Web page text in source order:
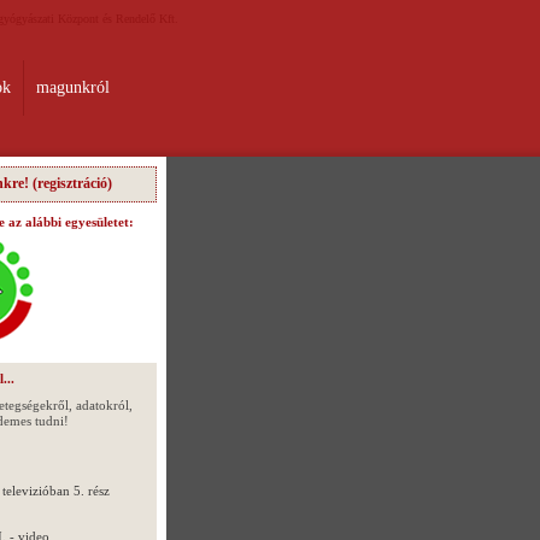
magunkról
(regisztráció)
az alábbi egyesületet:
adatokról,
tudni!
televizióban 5. rész
- video